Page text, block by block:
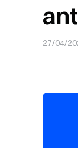
27/04/